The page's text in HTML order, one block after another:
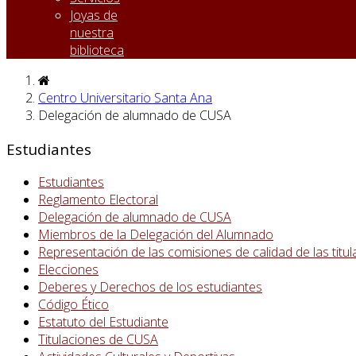
Joyas de
nuestra
biblioteca
Centro Universitario Santa Ana
Delegación de alumnado de CUSA
Estudiantes
Estudiantes
Reglamento Electoral
Delegación de alumnado de CUSA
Miembros de la Delegación del Alumnado
Representación de las comisiones de calidad de las
Elecciones
Deberes y Derechos de los estudiantes
Código Ético
Estatuto del Estudiante
Titulaciones de CUSA